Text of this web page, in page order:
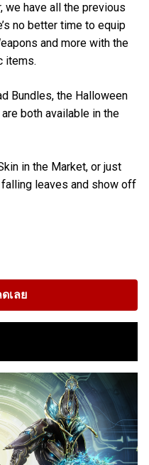
we have all the previous
no better time to equip
and more with the
items.
Bundles, the Halloween
both available in the
in the Market, or just
leaves and show off
เลย